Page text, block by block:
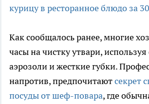
курицу в ресторанное блюдо за
Как сообщалось ранее, многие
часы на чистку утвари,
аэрозоли и жесткие губки.
напротив, предпочитаютсекрет
посуды от шеф-повара, где